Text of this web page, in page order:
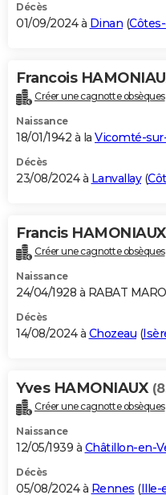
Décès
01/09/2024 à Dinan (
Francois
Créer une cagnotte obsèques
Naissance
18/01/1942 à la Vicomté-
Décès
23/08/2024 à Lanvallay(
Francis HAMONIAUX
Créer une cagnotte obsèques
Naissance
24/04/1928 à RABAT
Décès
14/08/2024 à Chozeau (
Yves HAMONIAUX
Créer une cagnotte obsèques
Naissance
12/05/1939 à Châtillon-en-
Décès
05/08/2024 à Rennes (Ille-